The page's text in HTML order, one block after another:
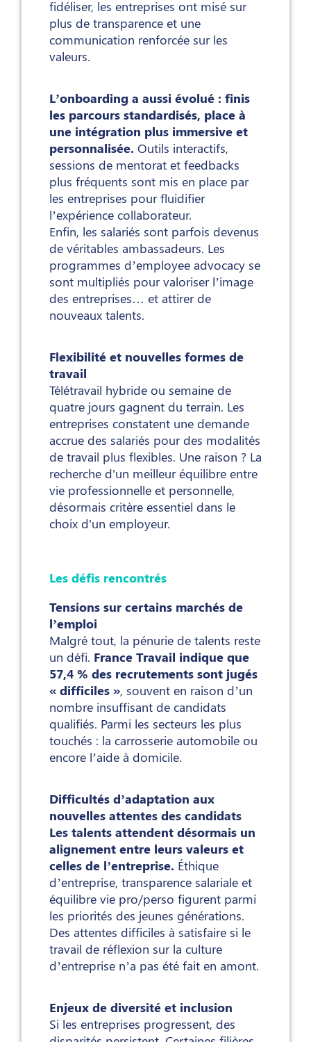
fidéliser, les entreprises ont misé sur
plus de transparence et une
communication renforcée sur les
valeurs.
L’onboarding a aussi évolué : finis
les parcours standardisés, place à
une intégration plus immersive et
personnalisée. Outils interactifs,
sessions de mentorat et feedbacks
plus fréquents sont mis en place par
les entreprises pour fluidifier
l’expérience collaborateur.
Enfin, les salariés sont parfois devenus
de véritables ambassadeurs. Les
programmes d’employee advocacy se
sont multipliés pour valoriser l’image
des entreprises… et attirer de
nouveaux talents.
Flexibilité et nouvelles formes de
travail
Télétravail hybride ou semaine de
quatre jours gagnent du terrain. Les
entreprises constatent une demande
accrue des salariés pour des modalités
de travail plus flexibles. Une raison ? La
recherche d'un meilleur équilibre entre
vie professionnelle et personnelle,
désormais critère essentiel dans le
choix d'un employeur.
Les défis rencontrés
Tensions sur certains marchés de
l’emploi
Malgré tout, la pénurie de talents reste
un défi. France Travail indique que
57,4 % des recrutements sont jugés
« difficiles », souvent en raison d’un
nombre insuffisant de candidats
qualifiés. Parmi les secteurs les plus
touchés : la carrosserie automobile ou
encore l’aide à domicile.
Difficultés d’adaptation aux
nouvelles attentes des candidats
Les talents attendent désormais un
alignement entre leurs valeurs et
celles de l’entreprise. Éthique
d’entreprise, transparence salariale et
équilibre vie pro/perso figurent parmi
les priorités des jeunes générations.
Des attentes difficiles à satisfaire si le
travail de réflexion sur la culture
d’entreprise n’a pas été fait en amont.
Enjeux de diversité et inclusion
Si les entreprises progressent, des